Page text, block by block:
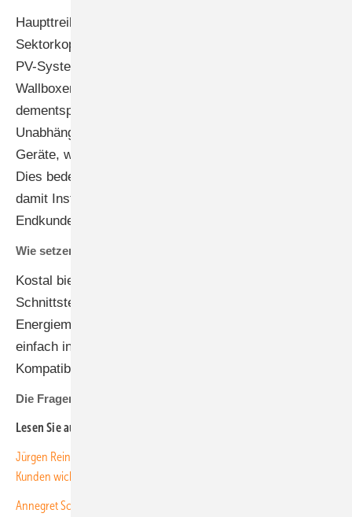
Haupttreiber im Bereich Wohngebäude ist die
Sektorkopplung, also die einfache Erweiterbarkeit des
PV-Systems, und die Kompatibilität zu Speichern,
Wallboxen oder Wärmepumpen. Hier spielt
dementsprechend die Erweiterbarkeit und
Unabhängigkeit durch getrennte aber kompatible
Geräte, wie Wechselrichter und Speicher eine Rolle.
Dies bedeutet aber auch mehr Softwareentwicklung,
damit Installation und Handhabung für Installateur und
Endkunden einfach und komfortabel sind.
Wie setzen Sie das in ihren Geräten um?
Kostal bietet schon immer offenen und standardisierte
Schnittstellen sowie ein integriertes
Energiemanagement. Dazu sind unsere Lösungen
einfach in der Erweiterbarkeit und bieten eine hohe
Kompatibilität – die getestet ist.
Die Fragen stellte Sven Ullrich
Lesen Sie auch:
Jürgen Reinert von SMA: „Sensibilität für Datensicherheit wird bei
Kunden wichtiger“
Annegret Schneider und Sven Stoffers von Meyer Burger: